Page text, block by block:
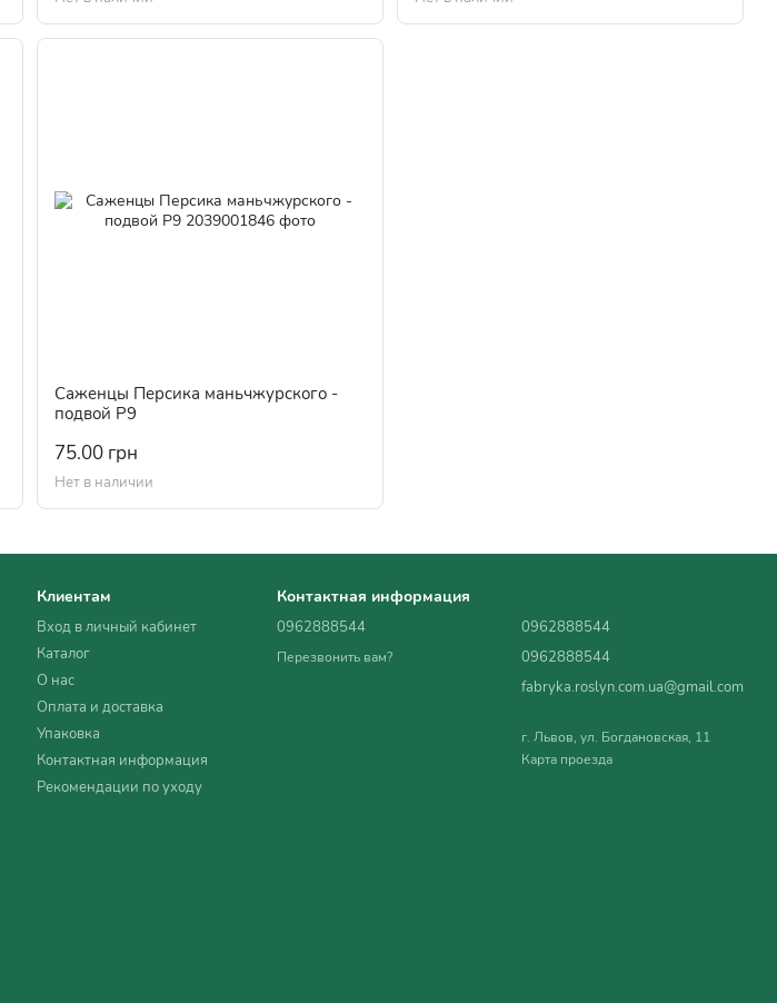
Саженцы Персика маньчжурского -
подвой Р9
75.00 грн
Нет в наличии
Клиентам
Вход в личный кабинет
Каталог
О нас
Оплата и доставка
Упаковка
Контактная информация
Рекомендации по уходу
Контактная информация
0962888544
Перезвонить вам?
0962888544
0962888544
fabryka.roslyn.com.ua@gmail.com
г. Львов, ул. Богдановская, 11
Карта проезда